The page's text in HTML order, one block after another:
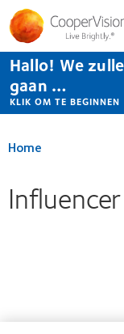
Overslaan
en
naar
de
inhoud
gaan
Hallo! We
gaan …
KLIK OM TE BEGINNEN
Home